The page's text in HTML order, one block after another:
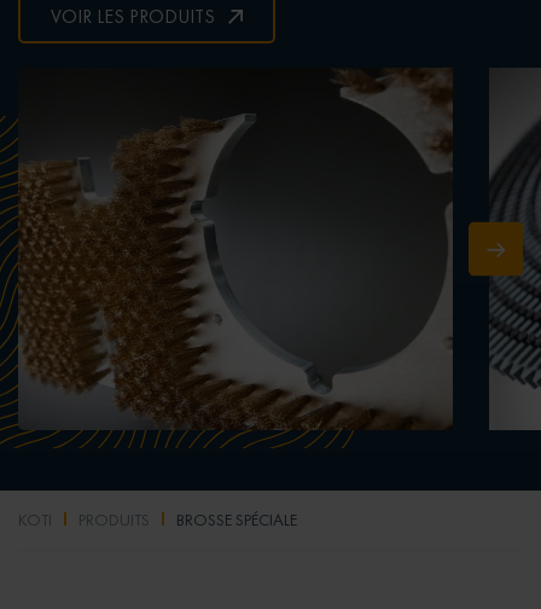
VOIR LES PRODUITS
KOTI PRODUITS BROSSE SPÉCIALE